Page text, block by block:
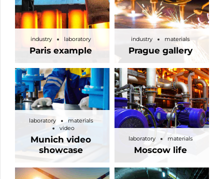
industry laboratory
Paris example
industry materials
Prague gallery
laboratory
materials
video
Munich video
showcase
laboratory materials
Moscow life